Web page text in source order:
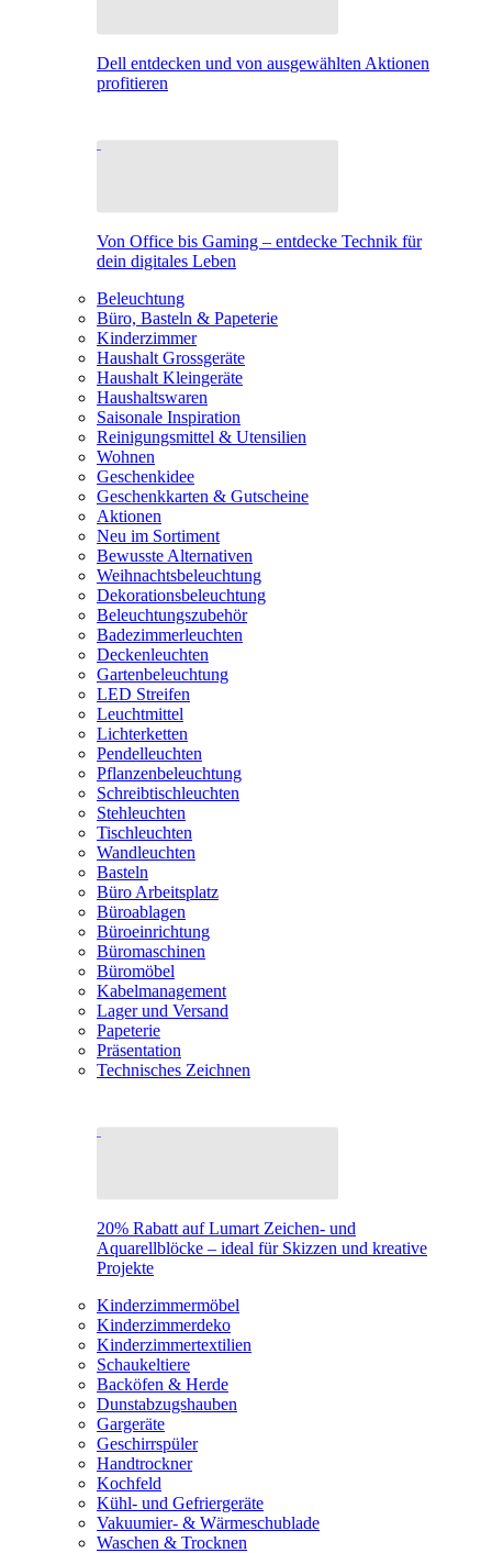
Dell entdecken und von ausgewählten Aktionen
profitieren
Von Office bis Gaming – entdecke Technik für
dein digitales Leben
Beleuchtung
Büro, Basteln & Papeterie
Kinderzimmer
Haushalt Grossgeräte
Haushalt Kleingeräte
Haushaltswaren
Saisonale Inspiration
Reinigungsmittel & Utensilien
Wohnen
Geschenkidee
Geschenkkarten & Gutscheine
Aktionen
Neu im Sortiment
Bewusste Alternativen
Weihnachtsbeleuchtung
Dekorationsbeleuchtung
Beleuchtungszubehör
Badezimmerleuchten
Deckenleuchten
Gartenbeleuchtung
LED Streifen
Leuchtmittel
Lichterketten
Pendelleuchten
Pflanzenbeleuchtung
Schreibtischleuchten
Stehleuchten
Tischleuchten
Wandleuchten
Basteln
Büro Arbeitsplatz
Büroablagen
Büroeinrichtung
Büromaschinen
Büromöbel
Kabelmanagement
Lager und Versand
Papeterie
Präsentation
Technisches Zeichnen
20% Rabatt auf Lumart Zeichen- und
Aquarellblöcke – ideal für Skizzen und kreative
Projekte
Kinderzimmermöbel
Kinderzimmerdeko
Kinderzimmertextilien
Schaukeltiere
Backöfen & Herde
Dunstabzugshauben
Gargeräte
Geschirrspüler
Handtrockner
Kochfeld
Kühl- und Gefriergeräte
Vakuumier- & Wärmeschublade
Waschen & Trocknen